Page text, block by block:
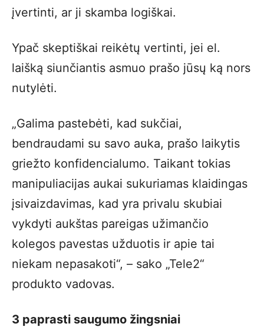
įvertinti, ar ji skamba logiškai.
Ypač skeptiškai reikėtų vertinti, jei el.
laišką siunčiantis asmuo prašo jūsų ką nors
nutylėti.
„Galima pastebėti, kad sukčiai,
bendraudami su savo auka, prašo laikytis
griežto konfidencialumo. Taikant tokias
manipuliacijas aukai sukuriamas klaidingas
įsivaizdavimas, kad yra privalu skubiai
vykdyti aukštas pareigas užimančio
kolegos pavestas užduotis ir apie tai
niekam nepasakoti“, – sako „Tele2“
produkto vadovas.
3 paprasti saugumo žingsniai